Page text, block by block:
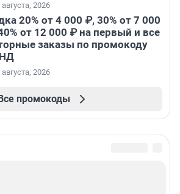
2026
20% от 4 000 ₽, 30% от 7 000
от 12 000 ₽ на первый и все
заказы по промокоду
2026
Все промокоды